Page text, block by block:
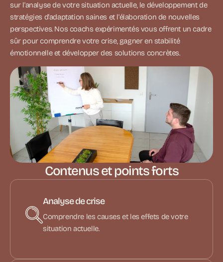
sur l'analyse de votre situation actuelle, le développement de
stratégies d'adaptation saines et l'élaboration de nouvelles
perspectives. Nos coachs expérimentés vous offrent un cadre
sûr pour comprendre votre crise, gagner en stabilité
émotionnelle et développer des solutions concrètes.
Contenus et points forts
Analyse de crise
Comprendre les causes et les effets de votre
situation actuelle.